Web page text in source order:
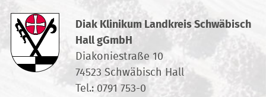
Diak Klinikum Landkreis Schwäbisch
Hall gGmbH
Diakoniestraße 10
74523 Schwäbisch Hall
Tel.: 0791 753-0